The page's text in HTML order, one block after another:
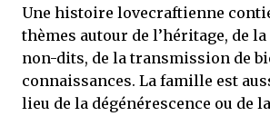
Une histoire lovecraftienne
thèmes autour de l’héritage, de
non-dits, de la transmission de
connaissances. La famille est
lieu de la dégénérescence ou de la